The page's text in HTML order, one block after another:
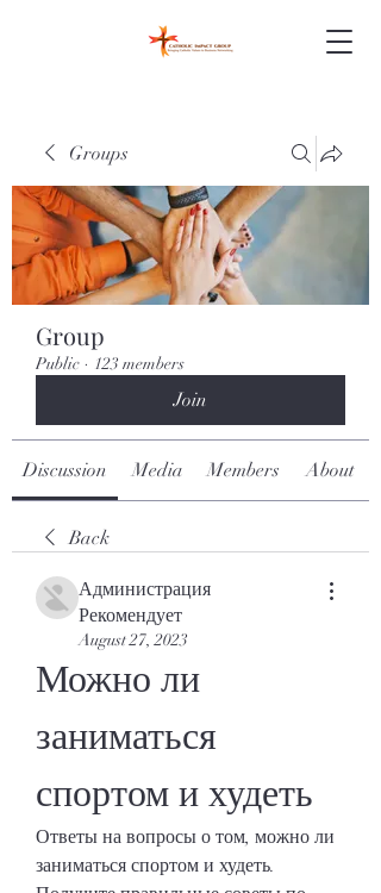
Groups
Group
Public · 123 members
Join
Discussion Media Members About
Back
Администрация
Рекомендует
August 27, 2023
Можно ли
заниматься
спортом и худеть
Ответы на вопросы о том, можно ли
заниматься спортом и худеть.